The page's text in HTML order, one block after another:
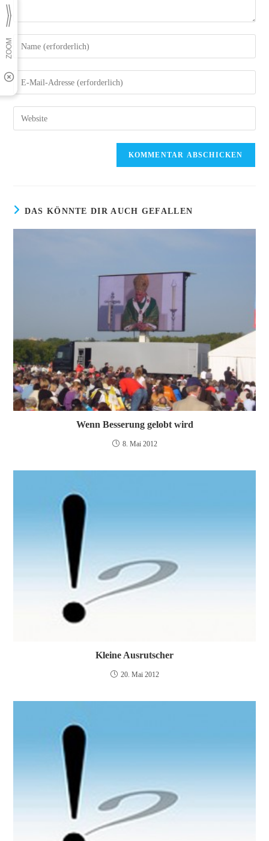
Gib
deinen
Namen
oder
zum
Kommentieren
Gib
deine
E-
Mail-
Gib
deine
DAS KÖNNTE DIR AUCH GEFALLEN
Wenn Besserung gelobt wird
8. Mai 2012
Kleine Ausrutscher
20. Mai 2012